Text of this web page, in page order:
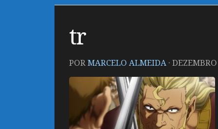
tr
PORMARCELO ALMEIDA ·